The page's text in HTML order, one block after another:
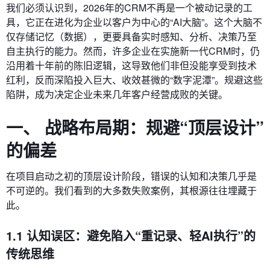
我们必须认识到，2026年的CRM不再是一个被动记录的工
具，它正在进化为企业以客户为中心的“AI大脑”。这个大脑不
仅存储记忆（数据），更要具备实时感知、分析、决策乃至
自主执行的能力。然而，许多企业在实施新一代CRM时，仍
沿用着十年前的陈旧逻辑，这导致他们非但没能享受到技术
红利，反而深陷投入巨大、收效甚微的“数字泥潭”。规避这些
陷阱，成为决定企业未来几年客户经营成败的关键。
一、 战略布局期：规避“顶层设计”
的偏差
在项目启动之初的顶层设计阶段，错误的认知和决策几乎是
不可逆的。我们看到的大多数失败案例，其根源往往埋藏于
此。
1.1 认知误区：避免陷入“重记录、轻AI执行”的
传统思维